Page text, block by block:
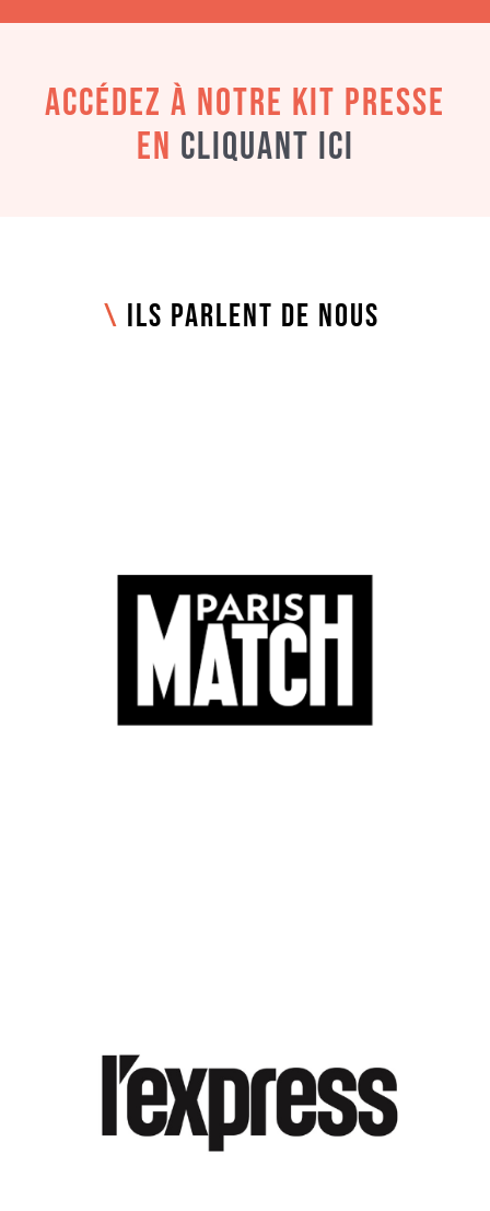
ACCÉDEZ À NOTRE KIT PRESSE
EN CLIQUANT ICI
\ Ils parlent de nous